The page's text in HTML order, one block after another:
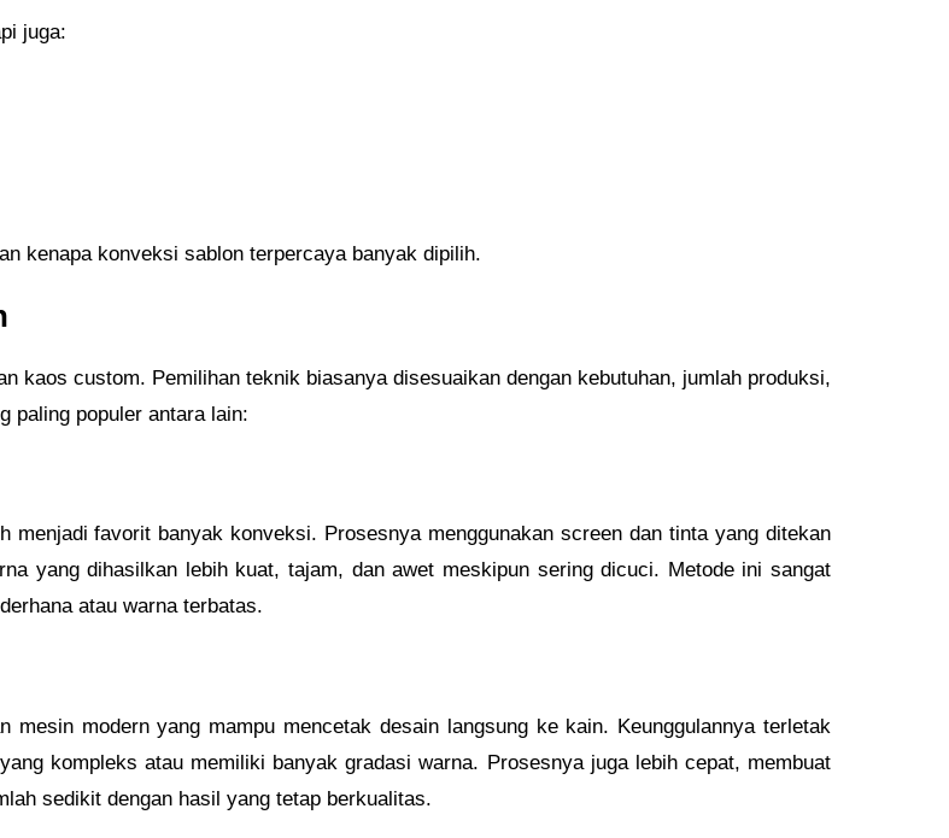
juga:
kenapa konveksi sablon terpercaya banyak dipilih.
kaos custom. Pemilihan teknik biasanya disesuaikan dengan kebutuhan, jumlah produksi,
paling populer antara lain:
menjadi favorit banyak konveksi. Prosesnya menggunakan screen dan tinta yang ditekan
yang dihasilkan lebih kuat, tajam, dan awet meskipun sering dicuci. Metode ini sangat
atau warna terbatas.
mesin modern yang mampu mencetak desain langsung ke kain. Keunggulannya terletak
kompleks atau memiliki banyak gradasi warna. Prosesnya juga lebih cepat, membuat
sedikit dengan hasil yang tetap berkualitas.